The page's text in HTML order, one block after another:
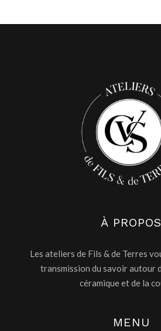
À PROPOS
Les ateliers de Fils & de Terres
transmission du savoir autour
céramique et de la
MENU